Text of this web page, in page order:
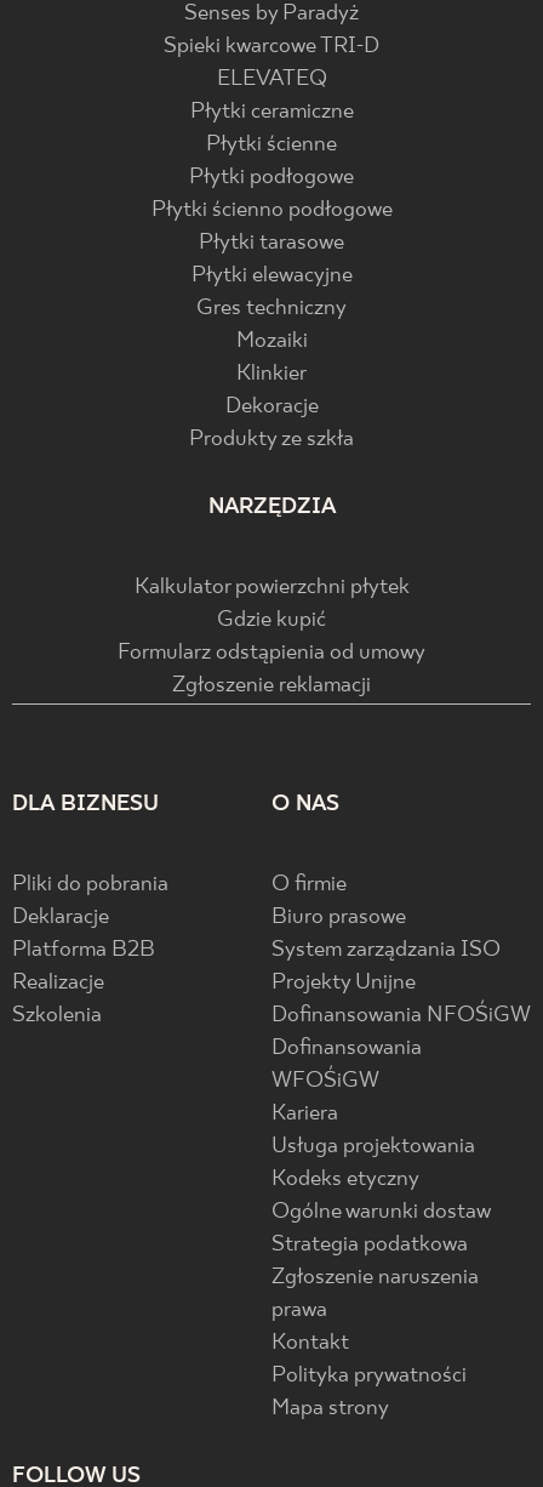
Senses by Paradyż
Spieki kwarcowe TRI-D
ELEVATEQ
Płytki ceramiczne
Płytki ścienne
Płytki podłogowe
Płytki ścienno podłogowe
Płytki tarasowe
Płytki elewacyjne
Gres techniczny
Mozaiki
Klinkier
Dekoracje
Produkty ze szkła
NARZĘDZIA
Kalkulator powierzchni płytek
Gdzie kupić
Formularz odstąpienia od umowy
Zgłoszenie reklamacji
DLA BIZNESU
Pliki do pobrania
Deklaracje
Platforma B2B
Realizacje
Szkolenia
O NAS
O firmie
Biuro prasowe
System zarządzania ISO
Projekty Unijne
Dofinansowania NFOŚiGW
Dofinansowania
WFOŚiGW
Kariera
Usługa projektowania
Kodeks etyczny
Ogólne warunki dostaw
Strategia podatkowa
Zgłoszenie naruszenia
prawa
Kontakt
Polityka prywatności
Mapa strony
FOLLOW US